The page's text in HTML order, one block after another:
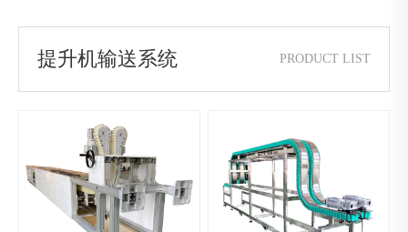
提升机输送系统 PRODUCT LIST